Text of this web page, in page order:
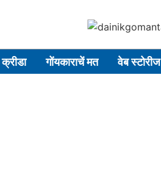
क्रीडा गोंयकाराचें मत वेब स्टोरीज